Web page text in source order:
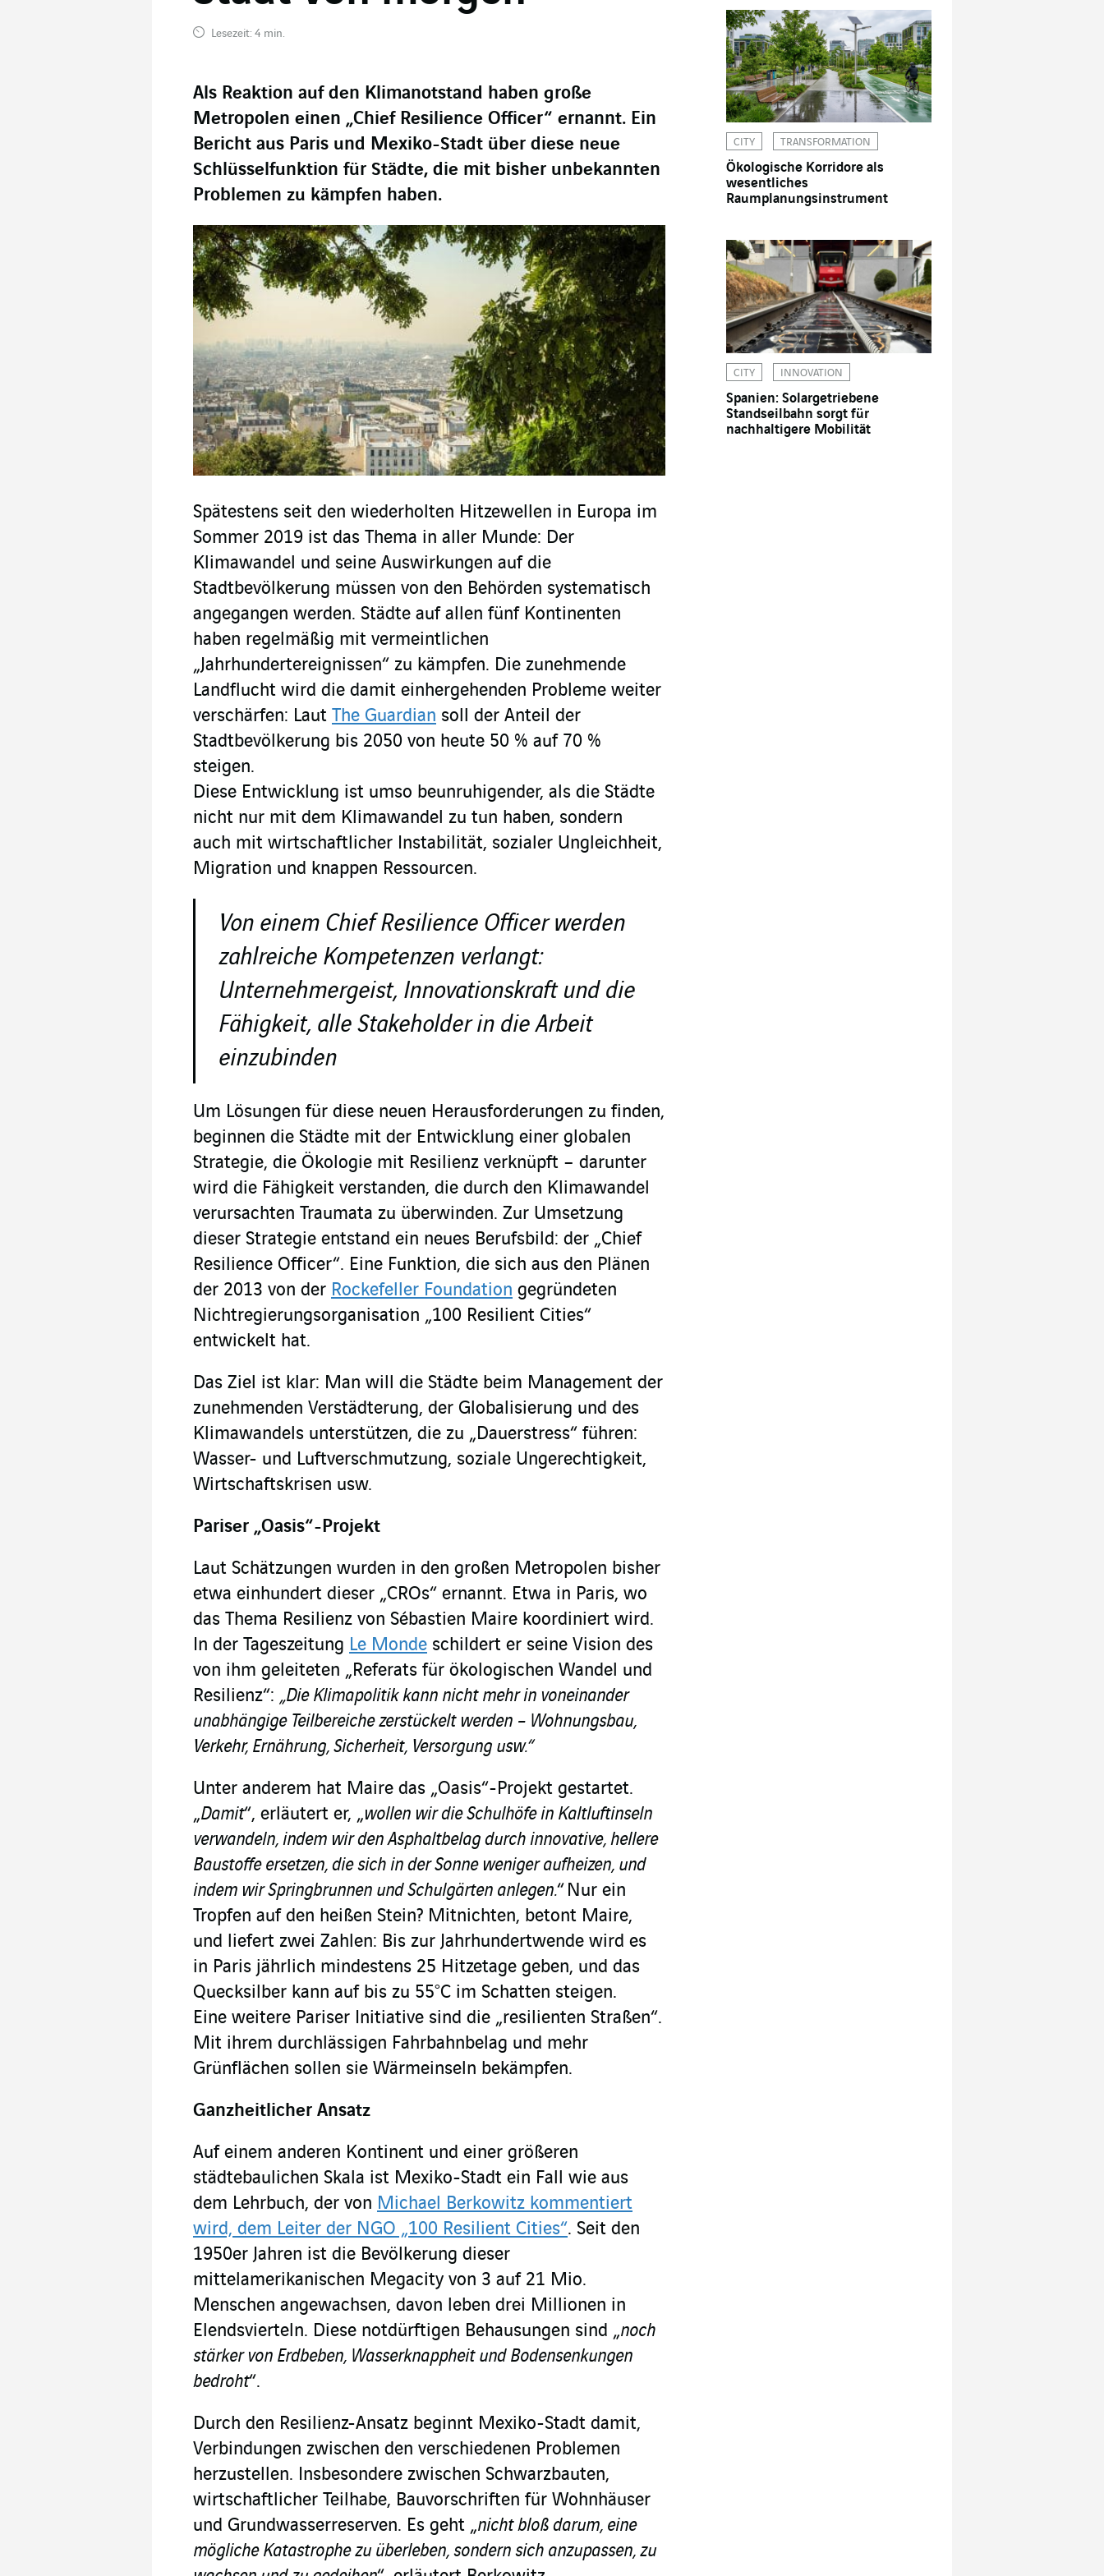
Lesezeit: 4 min.
Als Reaktion auf den Klimanotstand haben große
Metropolen einen „Chief Resilience Officer“ ernannt. Ein
Bericht aus Paris und Mexiko-Stadt über diese neue
Schlüsselfunktion für Städte, die mit bisher unbekannten
Problemen zu kämpfen haben.
Spätestens seit den wiederholten Hitzewellen in Europa im
Sommer 2019 ist das Thema in aller Munde: Der
Klimawandel und seine Auswirkungen auf die
Stadtbevölkerung müssen von den Behörden systematisch
angegangen werden. Städte auf allen fünf Kontinenten
haben regelmäßig mit vermeintlichen
„Jahrhundertereignissen“ zu kämpfen. Die zunehmende
Landflucht wird die damit einhergehenden Probleme weiter
verschärfen: Laut The Guardian soll der Anteil der
Stadtbevölkerung bis 2050 von heute 50 % auf 70 %
steigen.
Diese Entwicklung ist umso beunruhigender, als die Städte
nicht nur mit dem Klimawandel zu tun haben, sondern
auch mit wirtschaftlicher Instabilität, sozialer Ungleichheit,
Migration und knappen Ressourcen.
Von einem Chief Resilience Officer werden
zahlreiche Kompetenzen verlangt:
Unternehmergeist, Innovationskraft und die
Fähigkeit, alle Stakeholder in die Arbeit
einzubinden
Um Lösungen für diese neuen Herausforderungen zu finden,
beginnen die Städte mit der Entwicklung einer globalen
Strategie, die Ökologie mit Resilienz verknüpft – darunter
wird die Fähigkeit verstanden, die durch den Klimawandel
verursachten Traumata zu überwinden. Zur Umsetzung
dieser Strategie entstand ein neues Berufsbild: der „Chief
Resilience Officer“. Eine Funktion, die sich aus den Plänen
der 2013 von der Rockefeller Foundation gegründeten
Nichtregierungsorganisation „100 Resilient Cities“
entwickelt hat.
Das Ziel ist klar: Man will die Städte beim Management der
zunehmenden Verstädterung, der Globalisierung und des
Klimawandels unterstützen, die zu „Dauerstress“ führen:
Wasser- und Luftverschmutzung, soziale Ungerechtigkeit,
Wirtschaftskrisen usw.
Pariser „Oasis“-Projekt
Laut Schätzungen wurden in den großen Metropolen bisher
etwa einhundert dieser „CROs“ ernannt. Etwa in Paris, wo
das Thema Resilienz von Sébastien Maire koordiniert wird.
In der Tageszeitung Le Monde schildert er seine Vision des
von ihm geleiteten „Referats für ökologischen Wandel und
Resilienz“: „Die Klimapolitik kann nicht mehr in voneinander
unabhängige Teilbereiche zerstückelt werden – Wohnungsbau,
Verkehr, Ernährung, Sicherheit, Versorgung usw.“
Unter anderem hat Maire das „Oasis“-Projekt gestartet.
„Damit“, erläutert er, „wollen wir die Schulhöfe in Kaltluftinseln
verwandeln, indem wir den Asphaltbelag durch innovative, hellere
Baustoffe ersetzen, die sich in der Sonne weniger aufheizen, und
indem wir Springbrunnen und Schulgärten anlegen.“ Nur ein
Tropfen auf den heißen Stein? Mitnichten, betont Maire,
und liefert zwei Zahlen: Bis zur Jahrhundertwende wird es
in Paris jährlich mindestens 25 Hitzetage geben, und das
Quecksilber kann auf bis zu 55°C im Schatten steigen.
Eine weitere Pariser Initiative sind die „resilienten Straßen“.
Mit ihrem durchlässigen Fahrbahnbelag und mehr
Grünflächen sollen sie Wärmeinseln bekämpfen.
Ganzheitlicher Ansatz
Auf einem anderen Kontinent und einer größeren
städtebaulichen Skala ist Mexiko-Stadt ein Fall wie aus
dem Lehrbuch, der von Michael Berkowitz kommentiert
wird, dem Leiter der NGO „100 Resilient Cities“. Seit den
1950er Jahren ist die Bevölkerung dieser
mittelamerikanischen Megacity von 3 auf 21 Mio.
Menschen angewachsen, davon leben drei Millionen in
Elendsvierteln. Diese notdürftigen Behausungen sind „noch
stärker von Erdbeben, Wasserknappheit und Bodensenkungen
bedroht“.
Durch den Resilienz-Ansatz beginnt Mexiko-Stadt damit,
Verbindungen zwischen den verschiedenen Problemen
herzustellen. Insbesondere zwischen Schwarzbauten,
wirtschaftlicher Teilhabe, Bauvorschriften für Wohnhäuser
und Grundwasserreserven. Es geht „nicht bloß darum, eine
mögliche Katastrophe zu überleben, sondern sich anzupassen, zu
CITY TRANSFORMATION
Ökologische Korridore als
wesentliches
Raumplanungsinstrument
CITY INNOVATION
Spanien: Solargetriebene
Standseilbahn sorgt für
nachhaltigere Mobilität